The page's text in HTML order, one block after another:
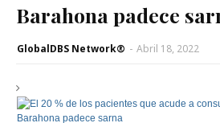
Barahona padece
GlobalDBS Network® - Abril 18, 2022